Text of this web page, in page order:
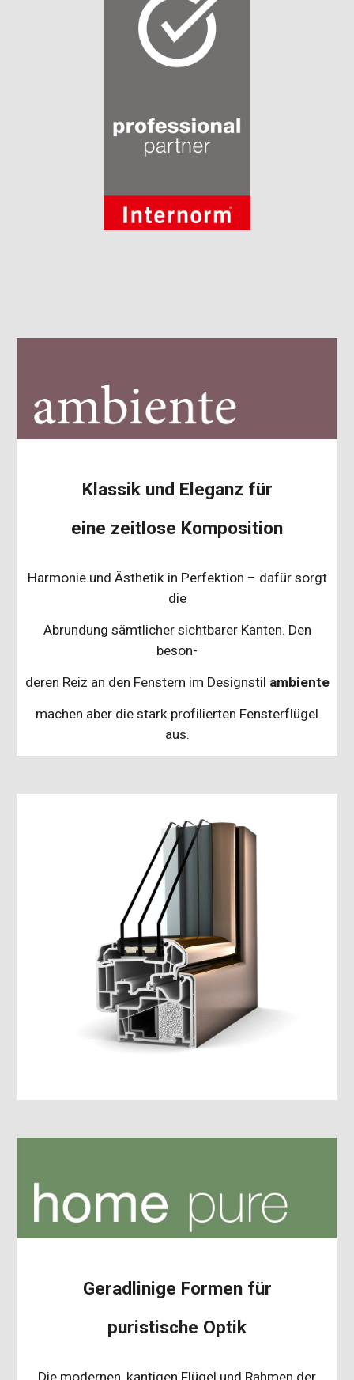
Klassik und Eleganz für
eine zeitlose Komposition
Harmonie und Ästhetik in Perfektion – dafür sorgt
die
Abrundung sämtlicher sichtbarer Kanten. Den
beson-
deren Reiz an den Fenstern im Designstil ambiente
machen aber die stark profilierten Fensterflügel
aus.
Geradlinige Formen für
puristische Optik